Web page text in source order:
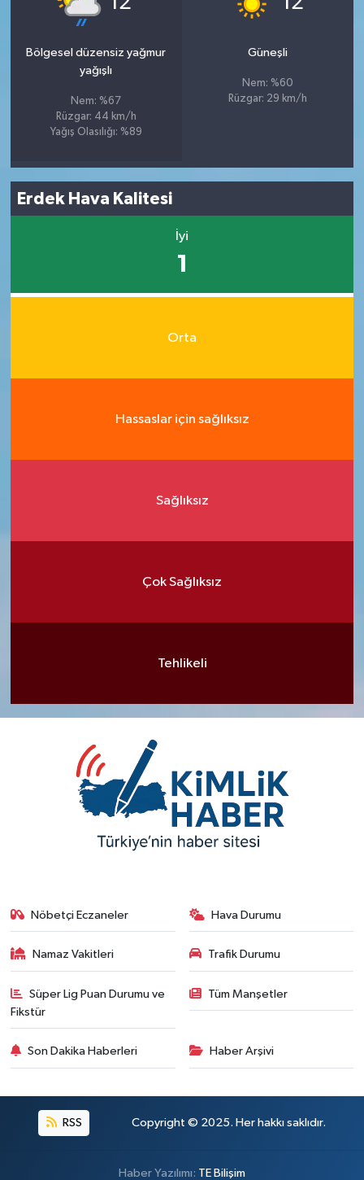
Bölgesel düzensiz yağmur
yağışlı
Nem: %67
Rüzgar: 44 km/h
Yağış Olasılığı: %89
Güneşli
Nem: %60
Rüzgar: 29 km/h
Erdek Hava Kalitesi
İyi
1
Orta
Hassaslar için sağlıksız
Sağlıksız
Çok Sağlıksız
Tehlikeli
Nöbetçi Eczaneler Hava Durumu
Namaz Vakitleri Trafik Durumu
Süper Lig Puan Durumu ve
Fikstür
Tüm Manşetler
Son Dakika Haberleri Haber Arşivi
RSS Copyright © 2025. Her hakkı saklıdır.
Haber Yazılımı: TE Bilişim